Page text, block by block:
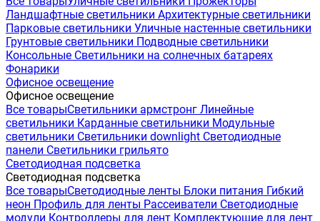
Ландшафтные светильники Архитектурные светильники
Парковые светильники Уличные настенные светильники
Грунтовые светильники Подводные светильники
Консольные Светильники на солнечных батареях
Фонарики
Офисное освещение
Офисное освещение
Все товарыСветильники армстронг Линейные
светильники Карданные светильники Модульные
светильники Светильники downlight Светодиодные
панели Светильники грильято
Светодиодная подсветка
Светодиодная подсветка
Все товарыСветодиодные ленты Блоки питания Гибкий
неон Профиль для ленты Рассеиватели Светодиодные
модули Контроллеры для лент Комплектующие для лент